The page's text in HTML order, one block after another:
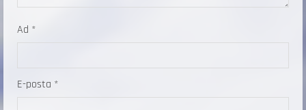
Ad *
E-posta *